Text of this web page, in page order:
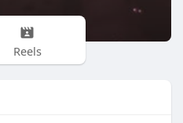
Reels